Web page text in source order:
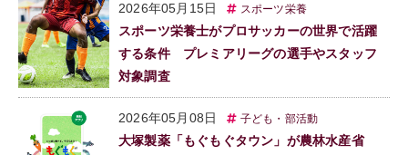
2026年05月15日 スポーツ栄養
スポーツ栄養士がプロサッカーの世界で活躍
する条件 プレミアリーグの選手やスタッフ
対象調査
2026年05月08日 子ども・部活動
大塚製薬「もぐもぐタウン」が農林水産省